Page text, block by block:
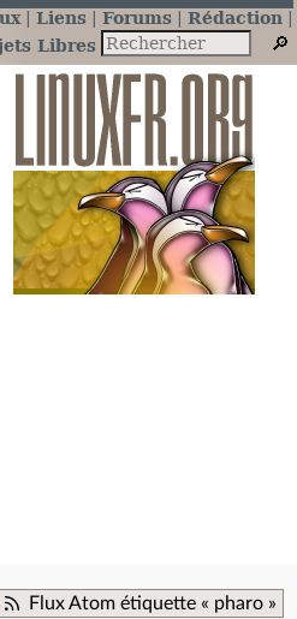
Liens Forums
Rédaction
Libres
Flux Atom étiquette « pharo »